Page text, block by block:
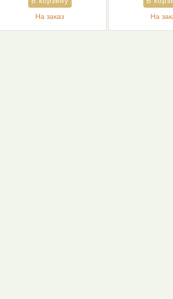
На заказ На